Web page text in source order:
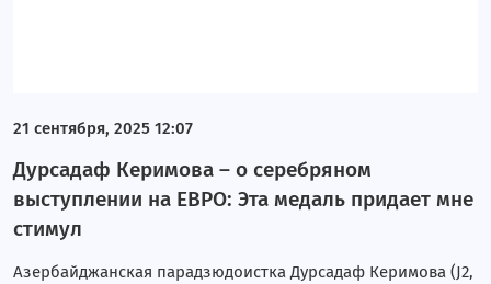
21 сентября, 2025 12:07
Дурсадаф Керимова – о серебряном
выступлении на ЕВРО: Эта медаль придает мне
стимул
Азербайджанская парадзюдоистка Дурсадаф Керимова (J2,